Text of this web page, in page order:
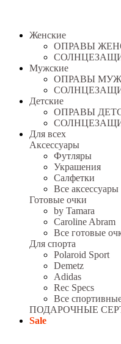
Женские
ОПРАВЫ
Мужские
ОПРАВЫ
Детские
ОПРАВЫ
Для всех
Аксессуары
Футляры
Украшения
Салфетки
Все аксессуары
Готовые очки
by Tamara
Caroline Abram
Все готовые
Для спорта
Polaroid Sport
Demetz
Adidas
Rec Specs
Все
ПОДАРОЧНЫЕ
Sale